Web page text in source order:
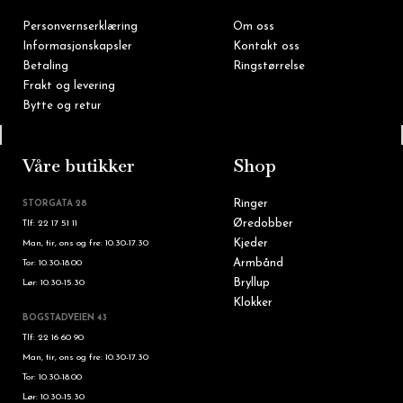
Personvernserklæring
Informasjonskapsler
Betaling
Frakt og levering
Bytte og retur
Om oss
Kontakt oss
Ringstørrelse
Våre butikker
STORGATA 28
Tlf: 22 17 51 11
Man, tir, ons og fre: 10.30-17.30
Tor: 10.30-18.00
Lør: 10.30-15.30
BOGSTADVEIEN 43
Tlf: 22 16 60 90
Man, tir, ons og fre: 10.30-17.30
Tor: 10.30-18.00
Lør: 10.30-15.30
Shop
Ringer
Øredobber
Kjeder
Armbånd
Bryllup
Klokker